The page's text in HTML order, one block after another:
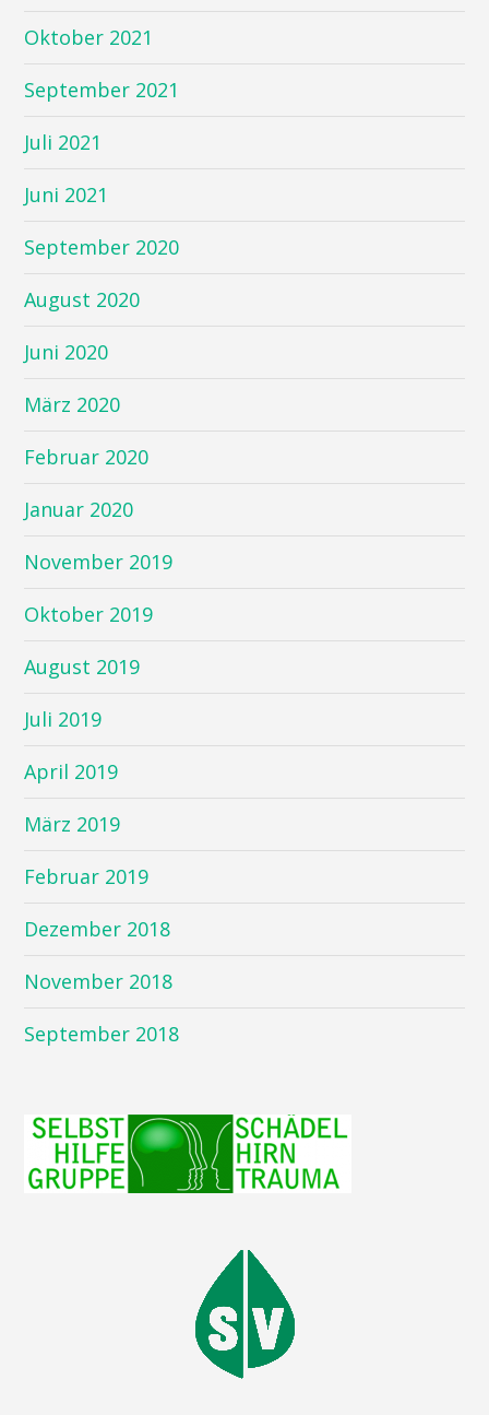
Oktober 2021
September 2021
Juli 2021
Juni 2021
September 2020
August 2020
Juni 2020
März 2020
Februar 2020
Januar 2020
November 2019
Oktober 2019
August 2019
Juli 2019
April 2019
März 2019
Februar 2019
Dezember 2018
November 2018
September 2018